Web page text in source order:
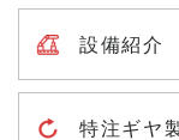
設備紹介
特注ギヤ